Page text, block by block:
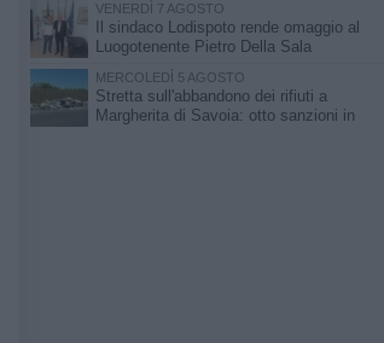
città»
VENERDÌ 7 AGOSTO
Il sindaco Lodispoto rende omaggio al
Luogotenente Pietro Della Sala
MERCOLEDÌ 5 AGOSTO
Stretta sull'abbandono dei rifiuti a
Margherita di Savoia: otto sanzioni in